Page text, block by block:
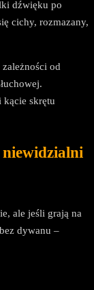
dźwięku po
cichy, rozmazany,
od
kącie skrętu
niewidzialni
ale jeśli grają na
dywanu –